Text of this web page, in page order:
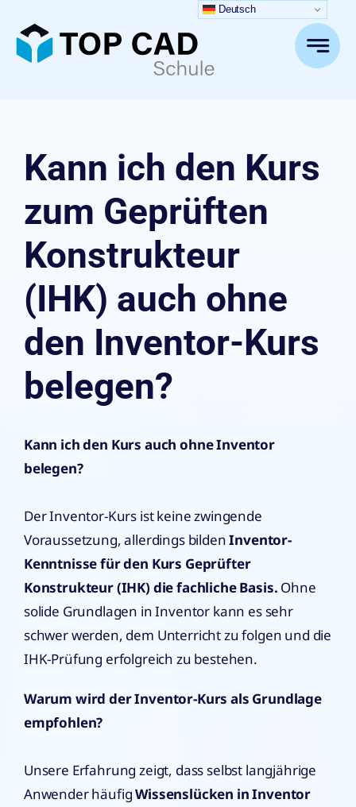
Inhalt
springen
Kann ich den Kurs
zum Geprüften
Konstrukteur
(IHK) auch ohne
den Inventor-Kurs
belegen?
Kann ich den Kurs auch ohne Inventor
belegen?
Der Inventor-Kurs ist keine zwingende
Voraussetzung, allerdings bildenInventor-
Kenntnisse für den Kurs Geprüfter
Konstrukteur (IHK) die fachliche Basis. Ohne
solide Grundlagen in Inventor kann es sehr
schwer werden, dem Unterricht zu folgen und die
IHK-Prüfung erfolgreich zu bestehen.
Warum wird der Inventor-Kurs als Grundlage
empfohlen?
Unsere Erfahrung zeigt, dass selbst langjährige
Anwender häufigWissenslücken in Inventor
Deutsch